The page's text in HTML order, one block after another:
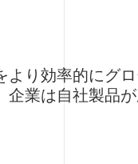
り効率的にグ
業は自社製品